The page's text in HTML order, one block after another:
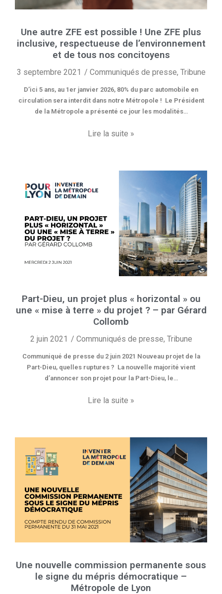
Une autre ZFE est possible ! Une ZFE plus
inclusive, respectueuse de l’environnement
et de tous nos concitoyens
3 septembre 2021 Communiqués de presse, Tribune
D’ici 5 ans, au 1er janvier 2026, 80% du parc automobile en
circulation sera interdit dans notre Métropole ! Le Président
de la Métropole a présenté ce jour les modalités…
Lire la suite »
Part-Dieu, un projet plus « horizontal » ou
une « mise à terre » du projet ? – par Gérard
Collomb
2 juin 2021 Communiqués de presse, Tribune
Communiqué de presse du 2 juin 2021 Nouveau projet de la
Part-Dieu, quelles ruptures ? La nouvelle majorité vient
d’annoncer son projet pour la Part-Dieu, le…
Lire la suite »
Une nouvelle commission permanente sous
le signe du mépris démocratique –
Métropole de Lyon